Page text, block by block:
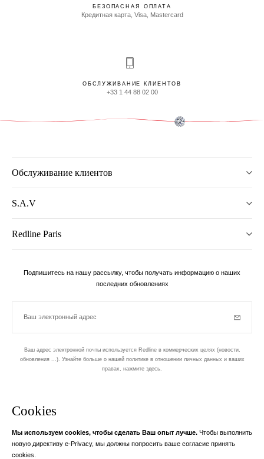
Cookies
Мы используем cookies, чтобы сделать Ваш опыт лучше. Чтобы выполнить
новую директиву e-Privacy, мы должны попросить ваше согласие принять
cookies.
БЕЗОПАСНАЯ ОПЛАТА
Кредитная карта, Visa, Mastercard
ОБСЛУЖИВАНИЕ КЛИЕНТОВ
+33 1 44 88 02 00
Обслуживание клиентов
S.A.V
Redline Paris
Подпишитесь на нашу рассылку, чтобы получать информацию о наших
последних обновлениях
Ваш электронный адрес
Ваш адрес электронной почты используется Redline в коммерческих целях (новости,
обновления ...). Узнайте больше о нашей политике в отношении личных данных и ваших
правах, нажмите здесь
Ваш адрес электронной почты